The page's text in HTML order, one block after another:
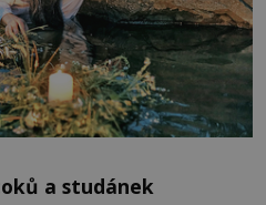
a studánek